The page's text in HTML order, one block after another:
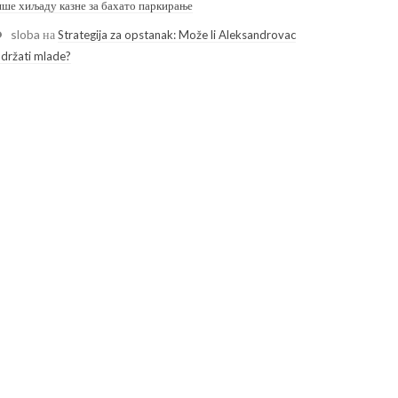
хиљаду казне за бахато паркирање
sloba наStrategija za opstanak: Može li Aleksandrovac
mlade?